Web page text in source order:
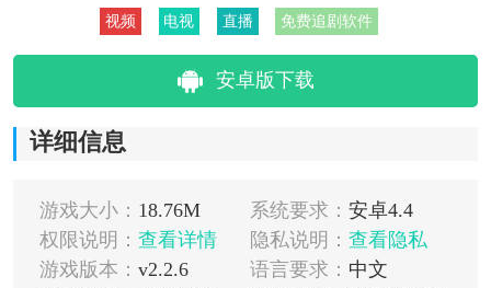
视频 电视 直播 免费追剧软件
安卓版下载
详细信息
游戏大小： 18.76M 系统要求： 安卓4.4
权限说明： 查看详情 隐私说明： 查看隐私
游戏版本： v2.2.6 语言要求： 中文